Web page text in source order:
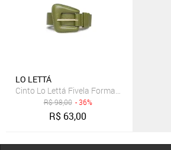
LO LETTÁ
Cinto Lo Lettá Fivela Formato Diagonal
R$98,00 - 36%
R$ 63,00